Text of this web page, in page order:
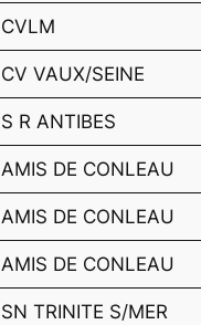
CVLM
CV VAUX/SEINE
S R ANTIBES
AMIS DE CONLEAU
AMIS DE CONLEAU
AMIS DE CONLEAU
SN TRINITE S/MER